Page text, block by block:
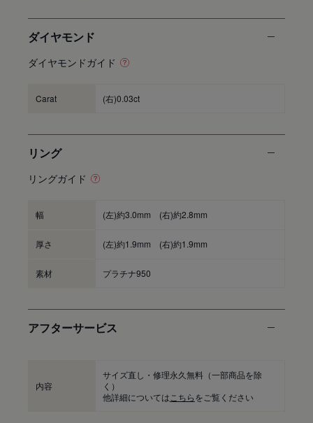
ダイヤモンド
ダイヤモンドガイド
Carat (右)0.03ct
リング
リングガイド
幅 (左)約3.0mm (右)約2.8mm
厚さ (左)約1.9mm (右)約1.9mm
素材 プラチナ950
アフターサービス
内容
サイズ直し・修理永久無料（一部商品を除
く）
他詳細については こちらをご覧ください